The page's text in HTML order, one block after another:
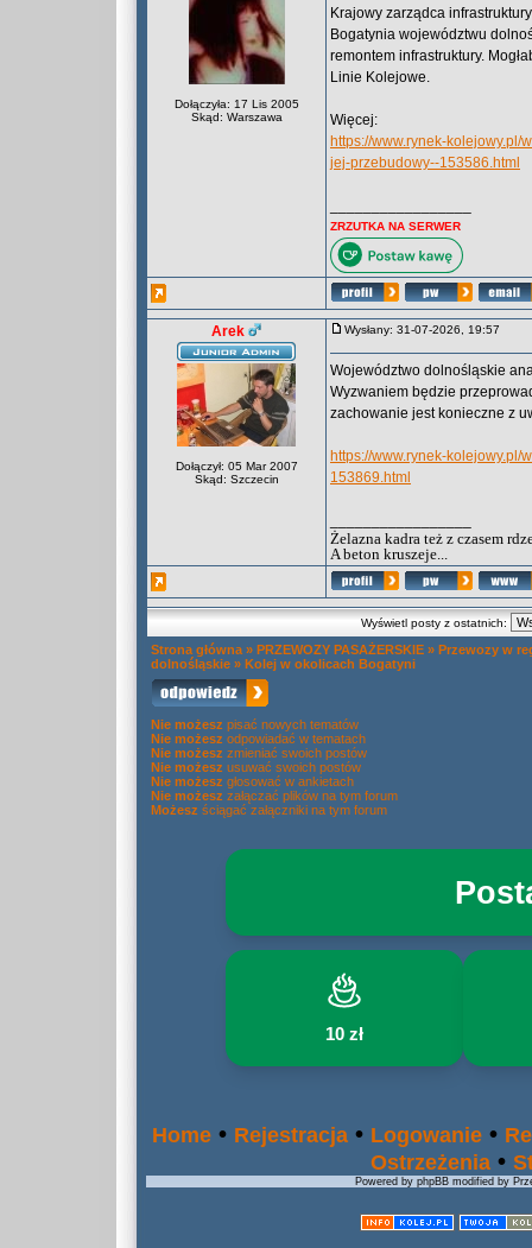
Dołączyła: 17 Lis 2005
Skąd: Warszawa
Krajowy zarządca
Bogatynia województwu
remontem infrastruktury.
Linie Kolejowe.
Więcej:
https://www.rynek-
jej-przebudowy--153586.html
ZRZUTKA NA SERWER
Arek
Dołączył: 05 Mar 2007
Skąd: Szczecin
Wysłany: 31-07-2026, 19:57
Województwo dolnośląskie
Wyzwaniem będzie
zachowanie jest konieczne z
https://www.rynek-
153869.html
Żelazna kadra też z czasem
A beton kruszeje...
Wyświetl posty z ostatnich:
Strona główna » PRZEWOZY PASAŻERSKIE » Przewozy w
dolnośląskie » Kolej w okolicach Bogatyni
Nie możesz pisać nowych tematów
Nie możesz odpowiadać w tematach
Nie możesz zmieniać swoich postów
Nie możesz usuwać swoich postów
Nie możesz głosować w ankietach
Nie możesz załączać plików na tym forum
Możesz ściągać załączniki na tym forum
10 zł
Home • Rejestracja • Logowanie •
Ostrzeżenia •
Powered by phpBB modified by